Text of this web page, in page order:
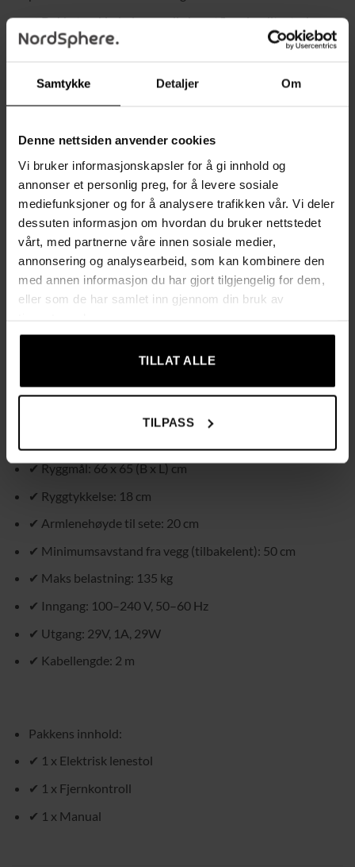
Samtykke Detaljer Om
Denne nettsiden anvender cookies
Vi bruker informasjonskapsler for å gi innhold og
annonser et personlig preg, for å levere sosiale
mediefunksjoner og for å analysere trafikken vår. Vi deler
dessuten informasjon om hvordan du bruker nettstedet
vårt, med partnerne våre innen sosiale medier,
annonsering og analysearbeid, som kan kombinere den
med annen informasjon du har gjort tilgjengelig for dem,
eller som de har samlet inn gjennom din bruk av
TILLAT ALLE
TILPASS
✔ Dekket av kjæledyrvennlig kunstfløyel – slitesterk,
ripebestandig, klorbestandig og enkel å holde ren
skumpolstring gir førsteklasses støtte og komfort
myk og luksuriøs sitteopplevelse
✔ Praktiske sidelommer på begge sider for enkel
oppbevaring av fjernkontroller, blader eller bøker
✔ Leveres umontert – enkel montering kreves
Tekniske data:
✔ Materiale: Dyrevennlig kunstfløyel (100 % polyester),
✔ Totalmål (stående): 80 x 83 x 104 (B x D x H) cm
✔ Ryggmål: 66 x 65 (B x L) cm
✔ Ryggtykkelse: 18 cm
✔ Armlenehøyde til sete: 20 cm
✔ Minimumsavstand fra vegg (tilbakelent): 50 cm
✔ Maks belastning: 135 kg
✔ Inngang: 100–240 V, 50–60 Hz
✔ Utgang: 29V, 1A, 29W
✔ Kabellengde: 2 m
Pakkens innhold:
✔ 1 x Elektrisk lenestol
✔ 1 x Fjernkontroll
✔ 1 x Manual